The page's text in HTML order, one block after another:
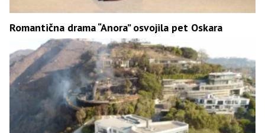
Romantična drama “Anora” osvojila pet Oskara